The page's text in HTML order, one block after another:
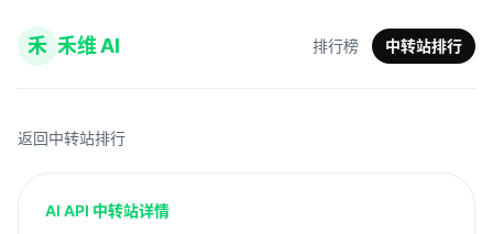
禾 禾维 AI 排行榜 中转站排行
返回中转站排行
AI API 中转站详情